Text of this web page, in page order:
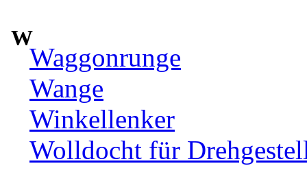
W
Waggonrunge
Wange
Winkellenker
Wolldocht für